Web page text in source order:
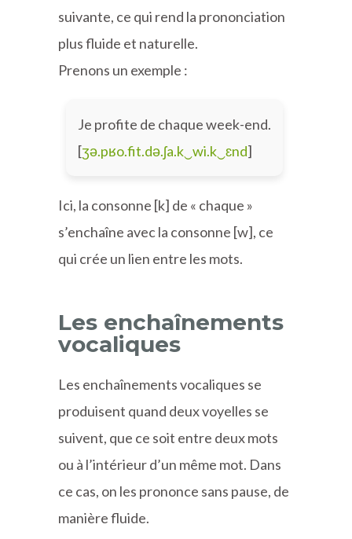
suivante, ce qui rend la prononciation
plus fluide et naturelle.
Prenons un exemple :
Je profite de chaque week-end.
[ʒə.pʁo.fit.də.ʃa.k‿wi.k‿ɛnd]
Ici, la consonne [k] de « chaque »
s’enchaîne avec la consonne [w], ce
qui crée un lien entre les mots.
Les enchaînements
vocaliques
Les enchaînements vocaliques se
produisent quand deux voyelles se
suivent, que ce soit entre deux mots
ou à l’intérieur d’un même mot. Dans
ce cas, on les prononce sans pause, de
manière fluide.